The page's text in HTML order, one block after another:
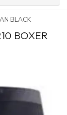
BLACK
BOXER